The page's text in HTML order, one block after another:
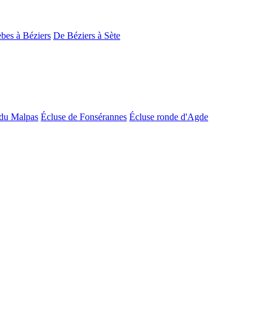
à Béziers De Béziers à Sète
Malpas Écluse de Fonsérannes Écluse ronde d'Agde